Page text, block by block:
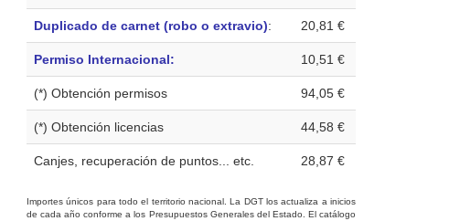
Duplicado de carnet (robo o extravio): 20,81 €
Permiso Internacional: 10,51 €
(*) Obtención permisos 94,05 €
(*) Obtención licencias 44,58 €
Canjes, recuperación de puntos... etc. 28,87 €
Importes únicos para todo el territorio nacional. La DGT los actualiza a inicios
de cada año conforme a los Presupuestos Generales del Estado. El catálogo